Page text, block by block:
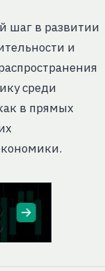
шаг в развитии
и
среди
в прямых